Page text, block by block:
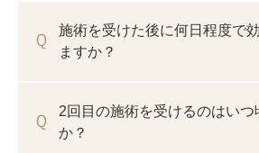
施術を受けた後に何日程度で
ますか？
2回目の施術を受けるのはいつ
か？